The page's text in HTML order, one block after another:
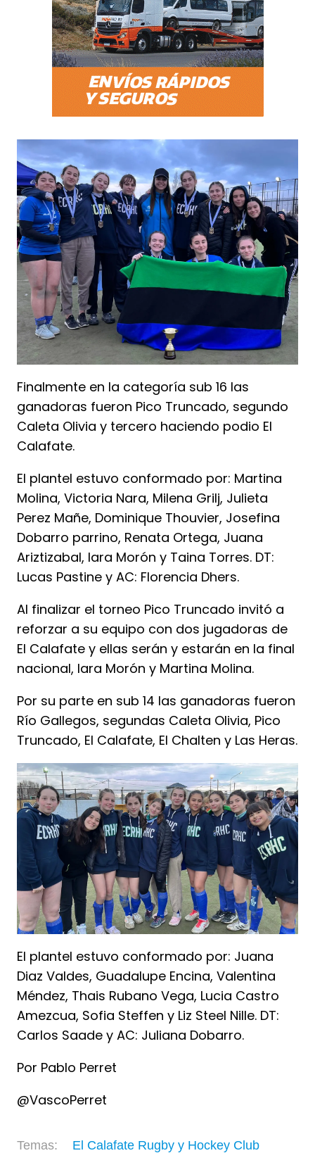
Finalmente en la categoría sub 16 las
ganadoras fueron Pico Truncado, segundo
Caleta Olivia y tercero haciendo podio El
Calafate.
El plantel estuvo conformado por: Martina
Molina, Victoria Nara, Milena Grilj, Julieta
Perez Mañe, Dominique Thouvier, Josefina
Dobarro parrino, Renata Ortega, Juana
Ariztizabal, Iara Morón y Taina Torres. DT:
Lucas Pastine y AC: Florencia Dhers.
Al finalizar el torneo Pico Truncado invitó a
reforzar a su equipo con dos jugadoras de
El Calafate y ellas serán y estarán en la final
nacional, Iara Morón y Martina Molina.
Por su parte en sub 14 las ganadoras fueron
Río Gallegos, segundas Caleta Olivia, Pico
Truncado, El Calafate, El Chalten y Las Heras.
El plantel estuvo conformado por: Juana
Diaz Valdes, Guadalupe Encina, Valentina
Méndez, Thais Rubano Vega, Lucia Castro
Amezcua, Sofia Steffen y Liz Steel Nille. DT:
Carlos Saade y AC: Juliana Dobarro.
Por Pablo Perret
@VascoPerret
El Calafate Rugby y Hockey Club